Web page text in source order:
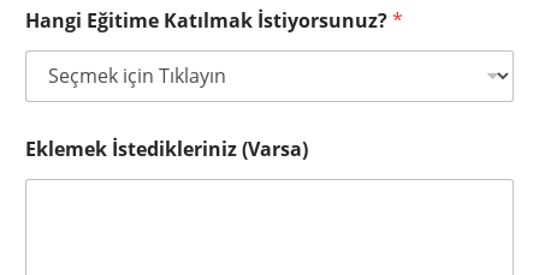
Hangi Eğitime Katılmak İstiyorsunuz?*
Eklemek İstedikleriniz (Varsa)